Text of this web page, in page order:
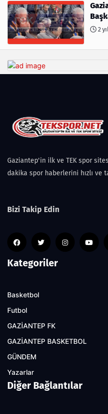
2
Gaziantep'in ilk ve TEK spor
dakika spor haberlerini hızlı ve
Bizi Takip Edin
Kategoriler
Basketbol
Futbol
GAZİANTEP FK
GAZİANTEP BASKETBOL
GÜNDEM
Yazarlar
Diğer Bağlantılar